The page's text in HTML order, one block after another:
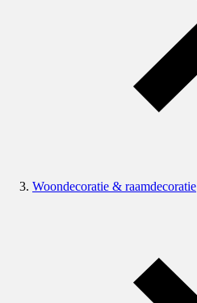
Woondecoratie & raamdecoratie